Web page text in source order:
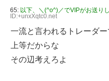
65: 以下、＼(^o^)／でVIPがお送り
ID:+unxXqtc0.net
一流と言われるトレーダ
上等だからな
その辺考えろよ